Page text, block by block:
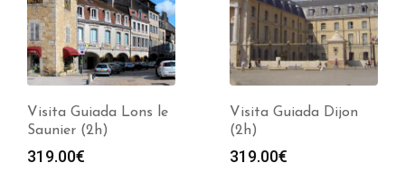
Visita Guiada Lons le
Saunier (2h)
319.00€
Visita Guiada Dijon
(2h)
319.00€